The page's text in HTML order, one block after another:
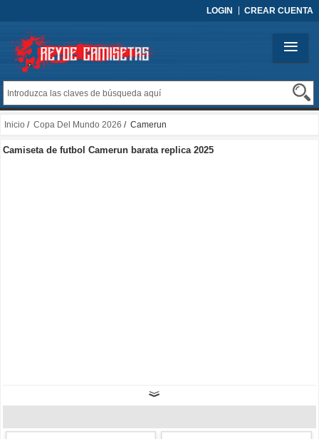
LOGIN CREAR CUENTA
Inicio / Copa Del Mundo 2026 / Camerun
Camiseta de futbol Camerun barata replica 2025